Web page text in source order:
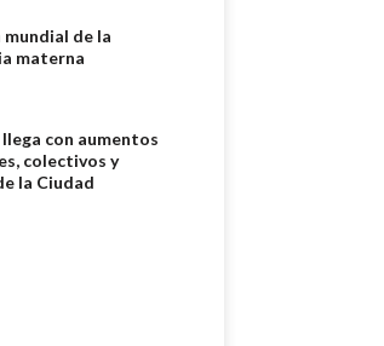
mundial de la
materna
con aumentos
colectivos y
la Ciudad